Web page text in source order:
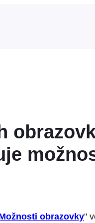
obrazovky"